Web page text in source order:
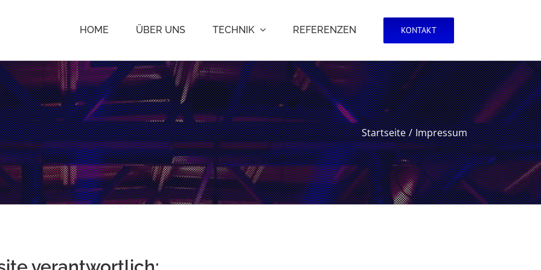
HOME ÜBER UNS TECHNIK REFERENZEN KONTAKT
Startseite Impressum